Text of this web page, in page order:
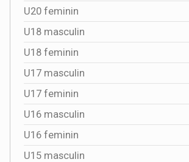
U20 feminin
U18 masculin
U18 feminin
U17 masculin
U17 feminin
U16 masculin
U16 feminin
U15 masculin